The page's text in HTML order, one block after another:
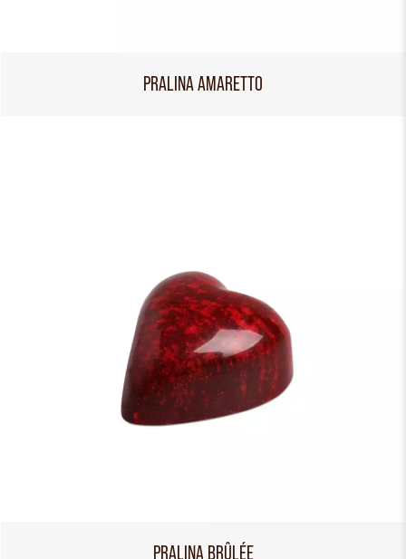
PRALINA AMARETTO
PRALINA BRÛLÉE